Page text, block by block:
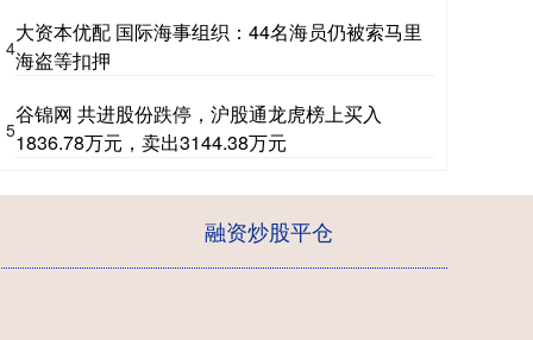
4
大资本优配 国际海事组织：44名海员仍被索马里
海盗等扣押
5
谷锦网 共进股份跌停，沪股通龙虎榜上买入
1836.78万元，卖出3144.38万元
融资炒股平仓